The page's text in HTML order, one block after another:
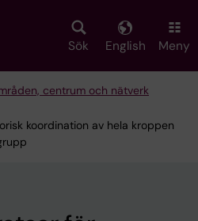
Sök English Meny
centrum och nätverk
koordination av hela kroppen